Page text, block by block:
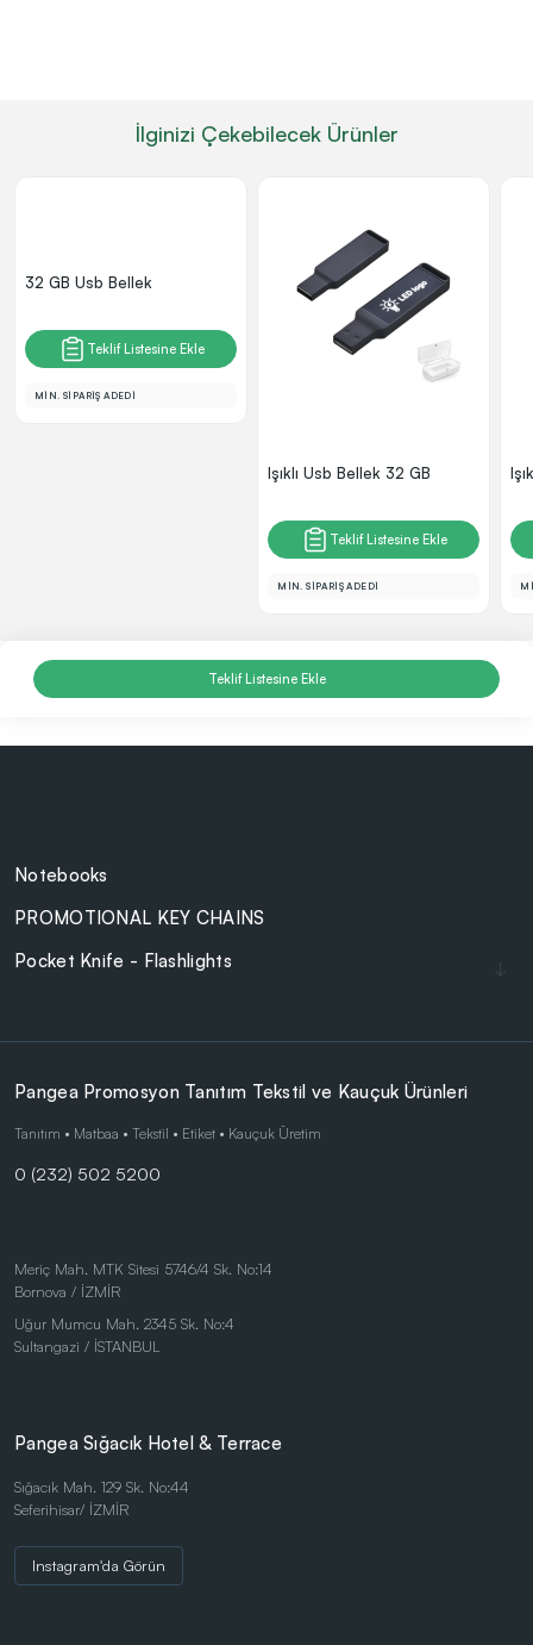
İlginizi Çekebilecek Ürünler
32 GB Usb Bellek
Teklif Listesine Ekle
MİN. SİPARİŞ ADEDİ
Işıklı Usb Bellek 32 GB
Teklif Listesine Ekle
MİN. SİPARİŞ ADEDİ
Teklif Listesine Ekle
Notebooks
PROMOTIONAL KEY CHAINS
Pocket Knife - Flashlights
Cam Ürünler
BAG - WALLET
Çocuk Ürünleri
Eco-Friendly Pens
Kalem Setleri
Gift Set - Personal Products
Kırtasiye Ürünleri
Kristal ve Ödül Ürünleri
Table Sets
Masaüstü Ürünler
Pangea Promosyon Tanıtım Tekstil ve Kauçuk Ürünleri
Tanıtım • Matbaa • Tekstil • Etiket • Kauçuk Üretim
0 (232) 502 5200
Meriç Mah. MTK Sitesi 5746/4 Sk. No:14
Bornova / İZMİR
Uğur Mumcu Mah. 2345 Sk. No:4
Sultangazi / İSTANBUL
Pangea Sığacık Hotel & Terrace
Sığacık Mah. 129 Sk. No:44
Seferihisar/ İZMİR
Instagram'da Görün